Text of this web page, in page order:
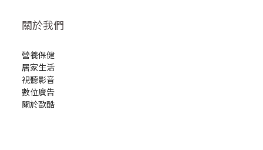
關於我們
營養保健
居家生活
視聽影音
數位廣告
關於歐酷